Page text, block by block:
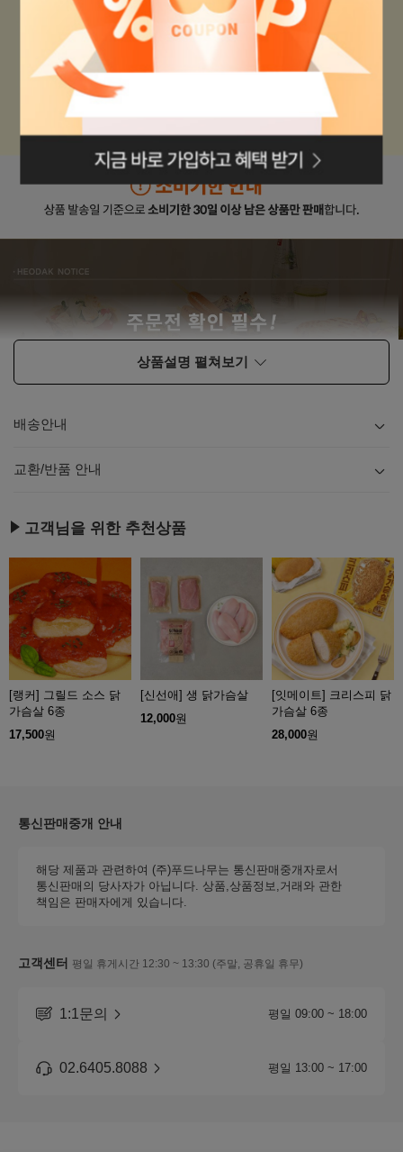
상품설명 펼쳐보기
배송안내
내용
교환/반품 안내
내용
고객님을 위한 추천상품
[랭커] 그릴드 소스 닭
가슴살 6종
17,500원
[신선애] 생 닭가슴살
12,000원
[잇메이트] 크리스피 닭
가슴살 6종
28,000원
통신판매중개 안내
해당 제품과 관련하여 (주)푸드나무는 통신판매중개자로서
통신판매의 당사자가 아닙니다. 상품,상품정보,거래와 관한
책임은 판매자에게 있습니다.
고객센터 평일 휴게시간 12:30 ~ 13:30 (주말, 공휴일 휴무)
1:1문의 평일 09:00 ~ 18:00
02.6405.8088 평일 13:00 ~ 17:00
로그인페이지로